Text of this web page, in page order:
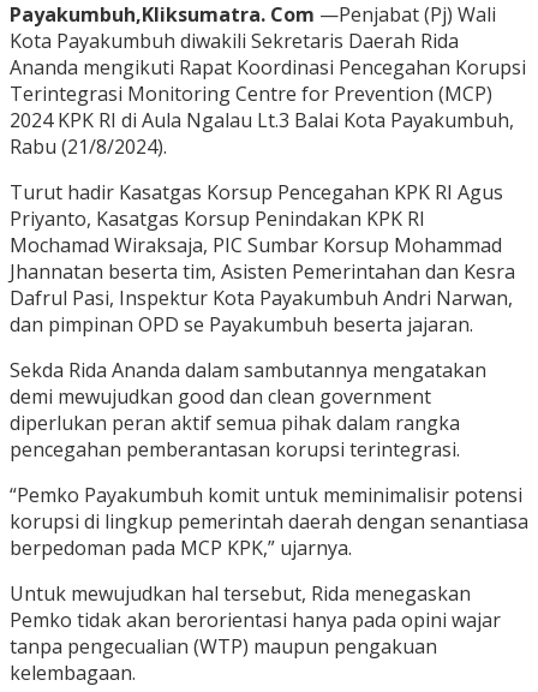
Payakumbuh,Kliksumatra. Com —Penjabat (Pj) Wali
Kota Payakumbuh diwakili Sekretaris Daerah Rida
Ananda mengikuti Rapat Koordinasi Pencegahan Korupsi
Terintegrasi Monitoring Centre for Prevention (MCP)
2024 KPK RI di Aula Ngalau Lt.3 Balai Kota Payakumbuh,
Rabu (21/8/2024).
Turut hadir Kasatgas Korsup Pencegahan KPK RI Agus
Priyanto, Kasatgas Korsup Penindakan KPK RI
Mochamad Wiraksaja, PIC Sumbar Korsup Mohammad
Jhannatan beserta tim, Asisten Pemerintahan dan Kesra
Dafrul Pasi, Inspektur Kota Payakumbuh Andri Narwan,
dan pimpinan OPD se Payakumbuh beserta jajaran.
Sekda Rida Ananda dalam sambutannya mengatakan
demi mewujudkan good dan clean government
diperlukan peran aktif semua pihak dalam rangka
pencegahan pemberantasan korupsi terintegrasi.
“Pemko Payakumbuh komit untuk meminimalisir potensi
korupsi di lingkup pemerintah daerah dengan senantiasa
berpedoman pada MCP KPK,” ujarnya.
Untuk mewujudkan hal tersebut, Rida menegaskan
Pemko tidak akan berorientasi hanya pada opini wajar
tanpa pengecualian (WTP) maupun pengakuan
kelembagaan.